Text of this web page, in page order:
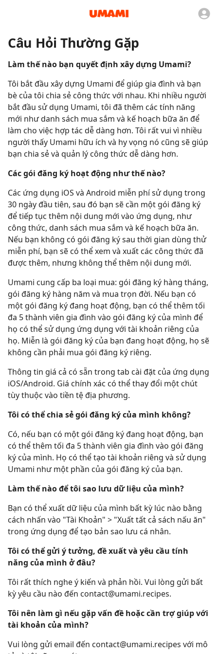
Câu Hỏi Thường Gặp
Làm thế nào bạn quyết định xây dựng Umami?
Tôi bắt đầu xây dựng Umami để giúp gia đình và bạn
bè của tôi chia sẻ công thức với nhau. Khi nhiều người
bắt đầu sử dụng Umami, tôi đã thêm các tính năng
mới như danh sách mua sắm và kế hoạch bữa ăn để
làm cho việc hợp tác dễ dàng hơn. Tôi rất vui vì nhiều
người thấy Umami hữu ích và hy vọng nó cũng sẽ giúp
bạn chia sẻ và quản lý công thức dễ dàng hơn.
Các gói đăng ký hoạt động như thế nào?
Các ứng dụng iOS và Android miễn phí sử dụng trong
30 ngày đầu tiên, sau đó bạn sẽ cần một gói đăng ký
để tiếp tục thêm nội dung mới vào ứng dụng, như
công thức, danh sách mua sắm và kế hoạch bữa ăn.
Nếu bạn không có gói đăng ký sau thời gian dùng thử
miễn phí, bạn sẽ có thể xem và xuất các công thức đã
được thêm, nhưng không thể thêm nội dung mới.
Umami cung cấp ba loại mua: gói đăng ký hàng tháng,
gói đăng ký hàng năm và mua trọn đời. Nếu bạn có
một gói đăng ký đang hoạt động, bạn có thể thêm tối
đa 5 thành viên gia đình vào gói đăng ký của mình để
họ có thể sử dụng ứng dụng với tài khoản riêng của
họ. Miễn là gói đăng ký của bạn đang hoạt động, họ sẽ
không cần phải mua gói đăng ký riêng.
Thông tin giá cả có sẵn trong tab cài đặt của ứng dụng
iOS/Android. Giá chính xác có thể thay đổi một chút
tùy thuộc vào tiền tệ địa phương.
Tôi có thể chia sẻ gói đăng ký của mình không?
Có, nếu bạn có một gói đăng ký đang hoạt động, bạn
có thể thêm tối đa 5 thành viên gia đình vào gói đăng
ký của mình. Họ có thể tạo tài khoản riêng và sử dụng
Umami như một phần của gói đăng ký của bạn.
Làm thế nào để tôi sao lưu dữ liệu của mình?
Bạn có thể xuất dữ liệu của mình bất kỳ lúc nào bằng
cách nhấn vào "Tài Khoản" > "Xuất tất cả sách nấu ăn"
trong ứng dụng để tạo bản sao lưu cá nhân.
Tôi có thể gửi ý tưởng, đề xuất và yêu cầu tính
năng của mình ở đâu?
Tôi rất thích nghe ý kiến và phản hồi. Vui lòng gửi bất
kỳ yêu cầu nào đến contact@umami.recipes.
Tôi nên làm gì nếu gặp vấn đề hoặc cần trợ giúp với
tài khoản của mình?
Vui lòng gửi email đến contact@umami.recipes với mô